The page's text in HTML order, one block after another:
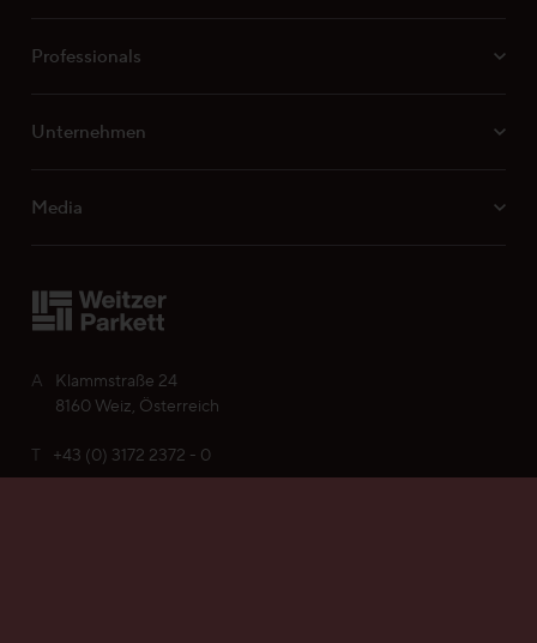
A
Klammstraße 24
8160 Weiz, Österreich
T +43 (0) 3172 2372 - 0
Professionals
Unternehmen
Media